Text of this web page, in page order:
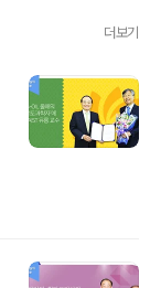
더보기